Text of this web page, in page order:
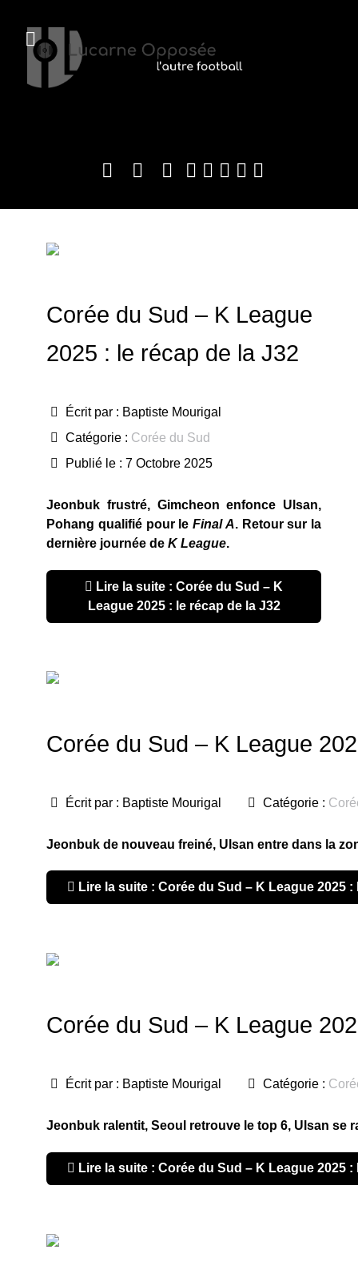
Corée du Sud – K League
2025 : le récap de la J32
Écrit par : Baptiste Mourigal
Catégorie : Corée du Sud
Publié le : 7 Octobre 2025
Jeonbuk frustré, Gimcheon enfonce Ulsan,
Pohang qualifié pour le Final A. Retour sur la
dernière journée de K League.
Lire la suite : Corée du Sud – K
League 2025 : le récap de la J32
Corée du Sud – K League
Écrit par : Baptiste Mourigal Catégorie :
Jeonbuk de nouveau freiné, Ulsan entre dans la
Lire la suite : Corée du Sud – K League 2025 :
Corée du Sud – K League
Écrit par : Baptiste Mourigal Catégorie :
Jeonbuk ralentit, Seoul retrouve le top 6, Ulsan se
Lire la suite : Corée du Sud – K League 2025 :